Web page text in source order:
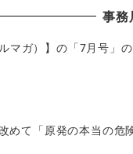
事務
マガ）】の「7月号」
めて「原発の本当の危